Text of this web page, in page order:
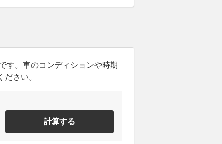
す。車のコンディションや時期
さい。
計算する